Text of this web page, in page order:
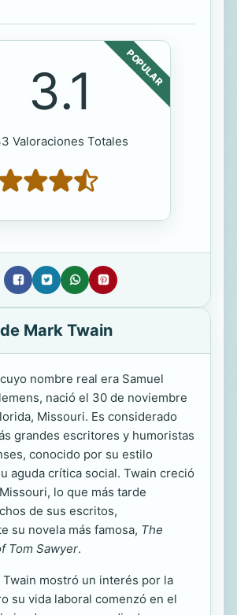
POPULAR
3.1
Valoraciones Totales
Mark Twain
nombre real era Samuel
nació el 30 de noviembre
Missouri. Es considerado
grandes escritores y humoristas
conocido por su estilo
aguda crítica social. Twain creció
lo que más tarde
de sus escritos,
su novela más famosa, The
Tom Sawyer.
Twain mostró un interés por la
su vida laboral comenzó en el